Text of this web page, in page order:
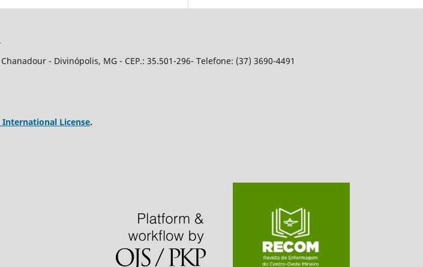
- Divinópolis, MG - CEP.: 35.501-296- Telefone: (37) 3690-4491
License.